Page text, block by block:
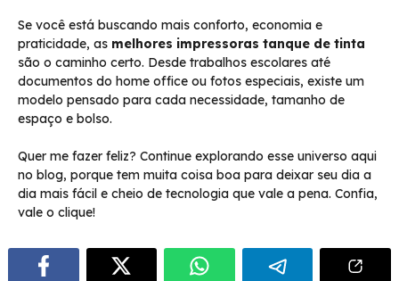
Se você está buscando mais conforto, economia e
praticidade, as melhores impressoras tanque de tinta
são o caminho certo. Desde trabalhos escolares até
documentos do home office ou fotos especiais, existe um
modelo pensado para cada necessidade, tamanho de
espaço e bolso.
Quer me fazer feliz? Continue explorando esse universo aqui
no blog, porque tem muita coisa boa para deixar seu dia a
dia mais fácil e cheio de tecnologia que vale a pena. Confia,
vale o clique!